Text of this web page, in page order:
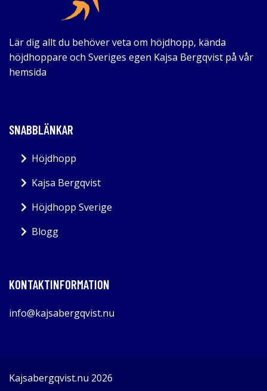
Lär dig allt du behöver veta om höjdhopp, kända
höjdhoppare och Sveriges egen Kajsa Bergqvist på vår
hemsida
SNABBLÄNKAR
Höjdhopp
Kajsa Bergqvist
Höjdhopp Sverige
Blogg
KONTAKTINFORMATION
info@kajsabergqvist.nu
Kajsabergqvist.nu 2026